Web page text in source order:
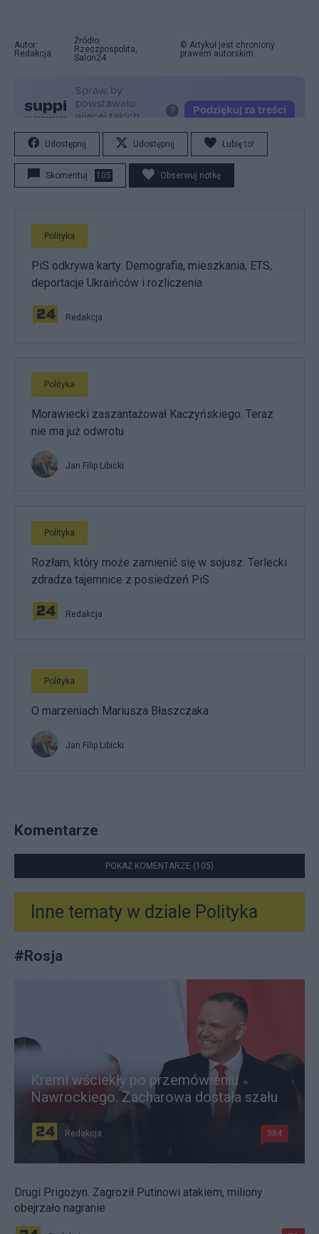
Autor:
Redakcja
Źródło:
Rzeczpospolita,
Salon24
© Artykuł jest chroniony
prawem autorskim.
Udostępnij Udostępnij Lubię to!
Skomentuj 105 Obserwuj notkę
Polityka
PiS odkrywa karty. Demografia, mieszkania, ETS,
deportacje Ukraińców i rozliczenia
Redakcja
Polityka
Morawiecki zaszantażował Kaczyńskiego. Teraz
nie ma już odwrotu
Jan Filip Libicki
Polityka
Rozłam, który może zamienić się w sojusz. Terlecki
zdradza tajemnice z posiedzeń PiS
Redakcja
Polityka
O marzeniach Mariusza Błaszczaka
Jan Filip Libicki
Komentarze
POKAŻ KOMENTARZE (105)
Inne tematy w dziale Polityka
#Rosja
Kreml wściekły po przemówieniu
Nawrockiego. Zacharowa dostała szału
Redakcja 384
Drugi Prigożyn. Zagroził Putinowi atakiem, miliony
obejrzało nagranie